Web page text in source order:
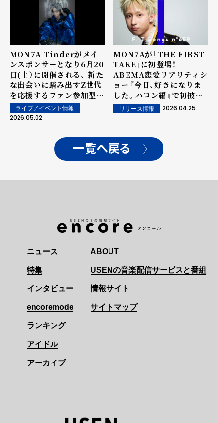
MON7A Tinderがメイ
ンスポンサーとなり6月20
日(土）に開催される、 新た
な出会いに踏み出すZ世代
を応援するファン参加型イ
ベント 「MATCH FES
2026」に出演決定！ ブラ
ライブ／イベント情報
2026.05.02
MON7Aが「THE FIRST
TAKE」に初登場！
ABEMA恋愛リアリティシ
ョー『今日、好きになりま
した。ハロン編』で初披露
し TikTok総再生回数1億
回超えの究極のラブソング
一発撮りでパフォーマン
ス！
リリース情報 2026.04.25
一覧へ戻る
ニュース
特集
インタビュー
encoremode
ランキング
アイドル
アーカイブ
ABOUT
USENの音楽配信サービスと番組
情報サイト
サイトマップ